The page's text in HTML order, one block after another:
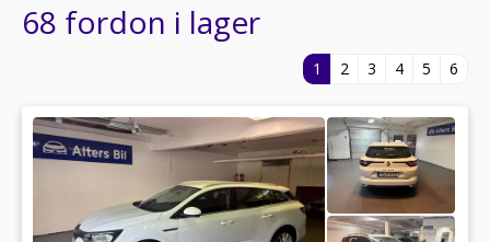
68 fordon i lager
1 2 3 4 5 6